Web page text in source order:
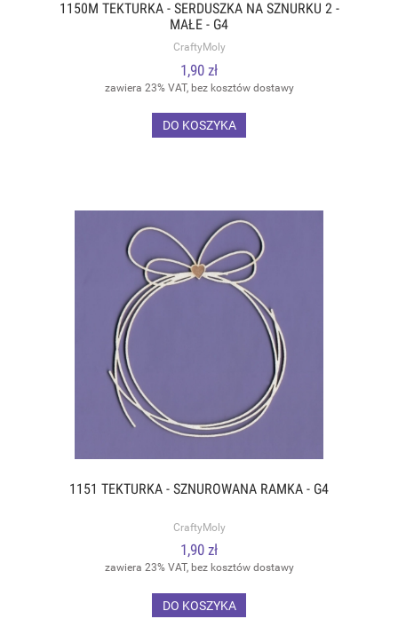
1150M TEKTURKA - SERDUSZKA NA SZNURKU 2 -
MAŁE - G4
CraftyMoly
1,90 zł
zawiera 23% VAT, bez kosztów dostawy
DO KOSZYKA
1151 TEKTURKA - SZNUROWANA RAMKA - G4
CraftyMoly
1,90 zł
zawiera 23% VAT, bez kosztów dostawy
DO KOSZYKA